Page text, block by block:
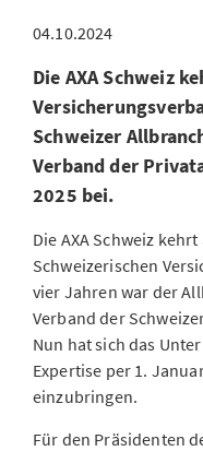
04.10.2024
Die AXA Schweiz
Schweizer
Verband der
2025 bei.
Die AXA Schweiz
Schweizerischen
vier Jahren war der
Verband der
Nun hat sich das
Expertise per 1.
einzubringen.
Für den Präsidenten